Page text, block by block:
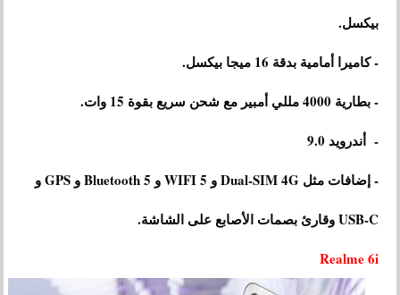
بيكسل.
- كاميرا أمامية بدقة 16 ميجا بيكسل.
- بطارية 4000 مللي أمبير مع شحن سريع بقوة 15 وات.
- أندرويد 9.0
- إضافات مثل Dual-SIM 4G و WIFI 5 و Bluetooth 5 و GPS و
USB-C وقارئ بصمات الأصابع على الشاشة.
Realme 6i